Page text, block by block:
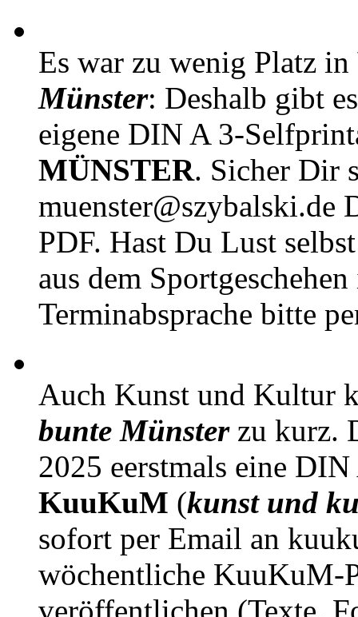
Es war zu wenig Platz in
Münster: Deshalb gibt
eigene DIN A 3-
MÜNSTER. Sicher Dir
muenster@szybalski.de
PDF. Hast Du Lust
aus dem
Terminabsprache bitte
Auch Kunst und Kultur
bunte Münsterzu kurz.
2025 eerstmals eine
KuuKuM (kunst und
sofort per Email an
wöchentliche KuuKuM-